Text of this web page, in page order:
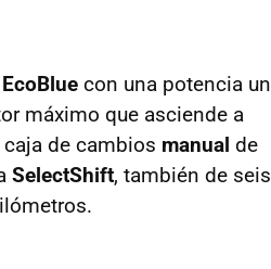
con una potencia un
máximo que asciende a
de cambios manual de
SelectShift, también de seis